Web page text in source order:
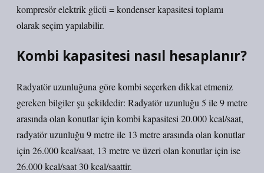
kompresör elektrik gücü = kondenser kapasitesi toplamı
olarak seçim yapılabilir.
Kombi kapasitesi nasıl hesaplanır?
Radyatör uzunluğuna göre kombi seçerken dikkat etmeniz
gereken bilgiler şu şekildedir: Radyatör uzunluğu 5 ile 9 metre
arasında olan konutlar için kombi kapasitesi 20.000 kcal/saat,
radyatör uzunluğu 9 metre ile 13 metre arasında olan konutlar
için 26.000 kcal/saat, 13 metre ve üzeri olan konutlar için ise
26.000 kcal/saat 30 kcal/saattir.